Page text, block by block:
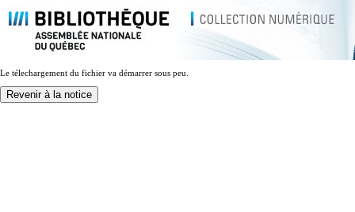
Le télechargement du fichier va démarrer sous peu.